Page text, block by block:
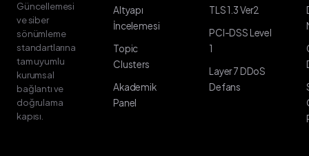
Güncellemesi
ve siber
sönümleme
standartlarına
tam uyumlu
kurumsal
bağlantı ve
doğrulama
kapısı.
Altyapı
İncelemesi
Topic
Clusters
Akademik
Panel
TLS 1.3 Ver2
PCI-DSS Level
1
Layer 7 DDoS
Defans